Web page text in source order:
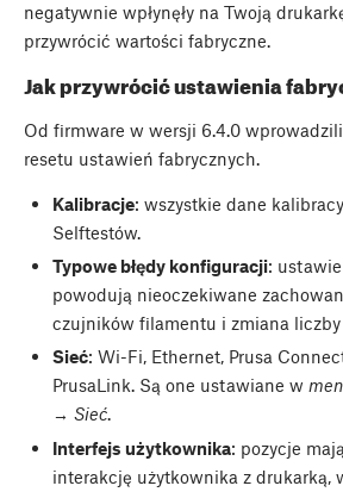
negatywnie wpłynęły na Twoją
przywrócić wartości fabryczne.
Jak przywrócić ustawienia
Od firmware w wersji 6.4.0
resetu ustawień fabrycznych.
Kalibracje: wszystkie dane
Selftestów.
Typowe błędy konfiguracji:
powodują nieoczekiwane
czujników filamentu i zmiana
Sieć: Wi-Fi, Ethernet, Prusa
PrusaLink. Są one ustawiane w
→ Sieć.
Interfejs użytkownika: pozycje
interakcję użytkownika z drukarką,